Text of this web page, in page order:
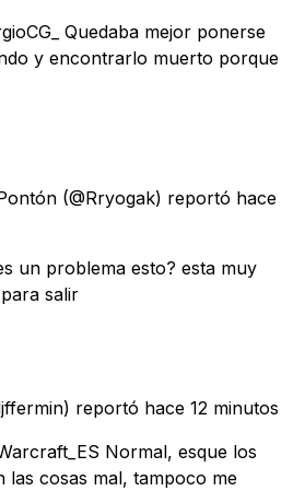
Quedaba mejor ponerse
y encontrarlo muerto porque
(@Rryogak) reportó hace
un problema esto? esta muy
salir
reportó hace 12 minutos
Normal, esque los
las cosas mal, tampoco me